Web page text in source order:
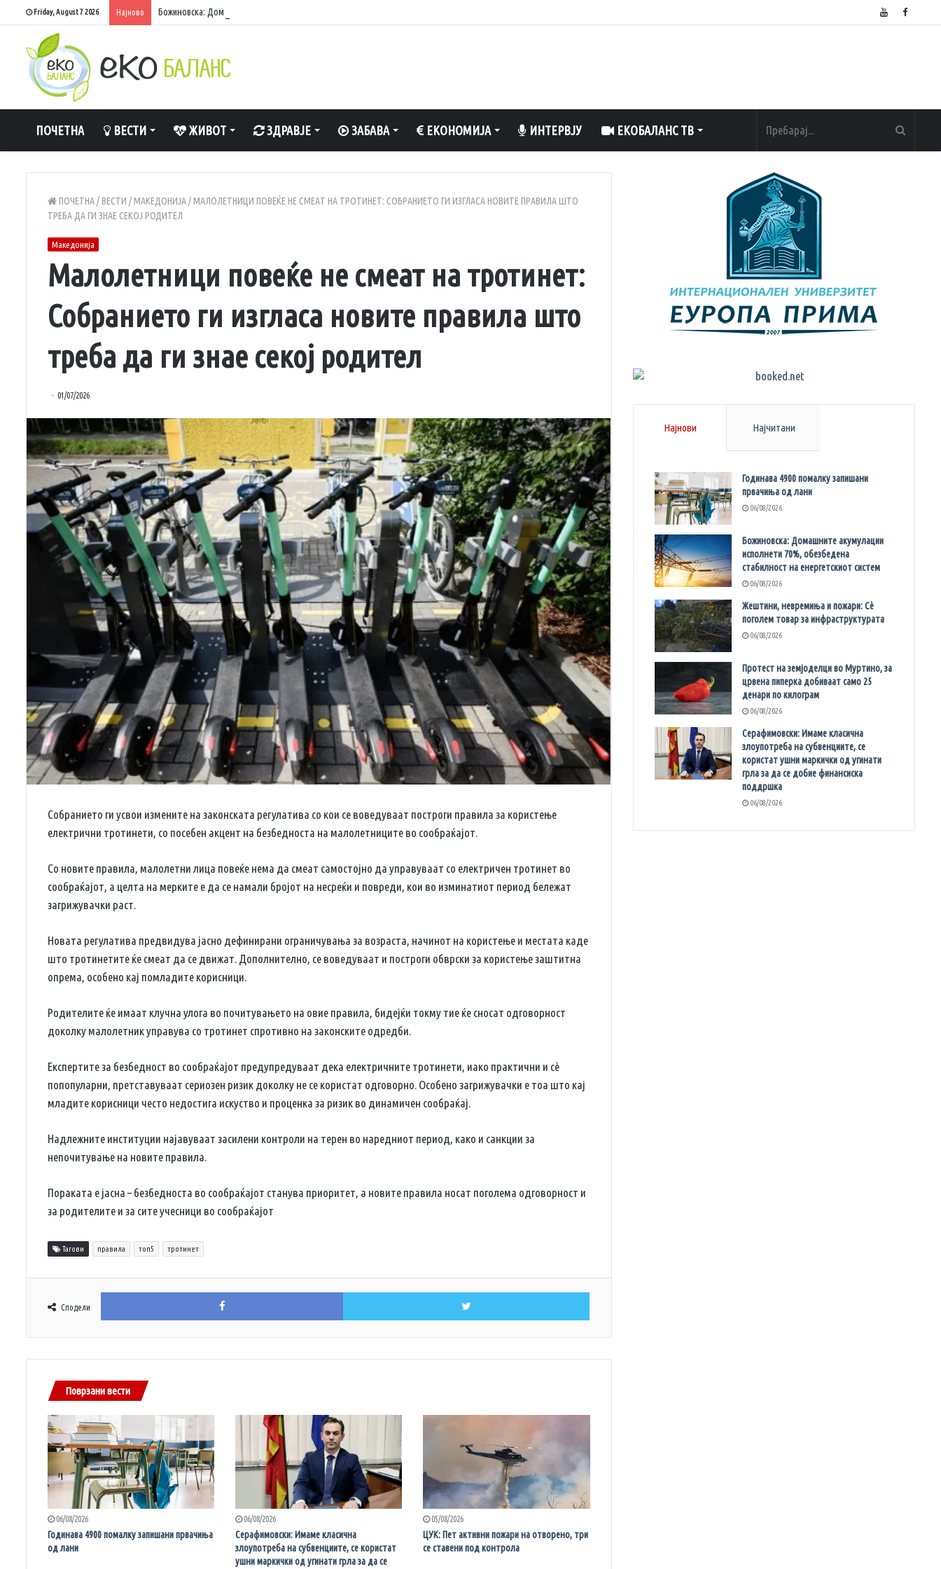
Friday, August 7 2026 Најново Божиновска: Домашните акумулации исполнети 70%, обезбедена стабилност на енергетскиот систем
ПОЧЕТНА ВЕСТИ ЖИВОТ ЗДРАВЈЕ ЗАБАВА ЕКОНОМИЈА ИНТЕРВЈУ ЕКОБАЛАНС ТВ
ПОЧЕТНА/ ВЕСТИ / МАКЕДОНИЈА/ МАЛОЛЕТНИЦИ ПОВЕЌЕ НЕ СМЕАТ НА ТРОТИНЕТ: СОБРАНИЕТО ГИ ИЗГЛАСА НОВИТЕ ПРАВИЛА ШТО
ТРЕБА ДА ГИ ЗНАЕ СЕКОЈ РОДИТЕЛ
Македонија
Малолетници повеќе не смеат на тротинет:
Собранието ги изгласа новите правила што
треба да ги знае секој родител
01/07/2026
Собранието ги усвои измените на законската регулатива со кои се воведуваат построги правила за користење
електрични тротинети, со посебен акцент на безбедноста на малолетниците во сообраќајот.
Со новите правила, малолетни лица повеќе нема да смеат самостојно да управуваат со електричен тротинет во
сообраќајот, а целта на мерките е да се намали бројот на несреќи и повреди, кои во изминатиот период бележат
загрижувачки раст.
Новата регулатива предвидува јасно дефинирани ограничувања за возраста, начинот на користење и местата каде
што тротинетите ќе смеат да се движат. Дополнително, се воведуваат и построги обврски за користење заштитна
опрема, особено кај помладите корисници.
Родителите ќе имаат клучна улога во почитувањето на овие правила, бидејќи токму тие ќе сносат одговорност
доколку малолетник управува со тротинет спротивно на законските одредби.
Експертите за безбедност во сообраќајот предупредуваат дека електричните тротинети, иако практични и сè
попопуларни, претставуваат сериозен ризик доколку не се користат одговорно. Особено загрижувачки е тоа што кај
младите корисници често недостига искуство и проценка за ризик во динамичен сообраќај.
Надлежните институции најавуваат засилени контроли на терен во наредниот период, како и санкции за
непочитување на новите правила.
Пораката е јасна – безбедноста во сообраќајот станува приоритет, а новите правила носат поголема одговорност и
за родителите и за сите учесници во сообраќајот
Тагови правила топ5 тротинет
Сподели
Facebook Twitter
Поврзани вести
06/08/2026
Годинава 4900 помалку запишани првачиња
од лани
06/08/2026
Серафимовски: Имаме класична
злоупотреба на субвенциите, се користат
ушни маркички од угинати грла за да се
05/08/2026
ЦУК: Пет активни пожари на отворено, три
се ставени под контрола
Најнови Најчитани
Годинава 4900 помалку запишани
првачиња од лани
06/08/2026
Божиновска: Домашните акумулации
исполнети 70%, обезбедена
стабилност на енергетскиот систем
06/08/2026
Жештини, невремиња и пожари: Сè
поголем товар за инфраструктурата
06/08/2026
Протест на земјоделци во Муртино, за
црвена пиперка добиваат само 25
денари по килограм
06/08/2026
Серафимовски: Имаме класична
злоупотреба на субвенциите, се
користат ушни маркички од угинати
грла за да се добие финансиска
поддршка
06/08/2026